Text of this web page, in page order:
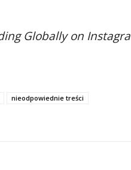
Globally on Instagra
nieodpowiednie treści